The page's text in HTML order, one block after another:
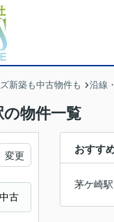
新築も中古物件も 沿線
物件一覧
おすす
茅ケ崎駅
変更
中古